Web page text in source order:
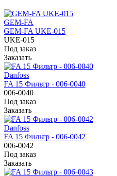
GEM-FA
GEM-FA UKE-015
UKE-015
Под заказ
Заказать
Danfoss
FA 15 Фильтр - 006-0040
006-0040
Под заказ
Заказать
Danfoss
FA 15 Фильтр - 006-0042
006-0042
Под заказ
Заказать